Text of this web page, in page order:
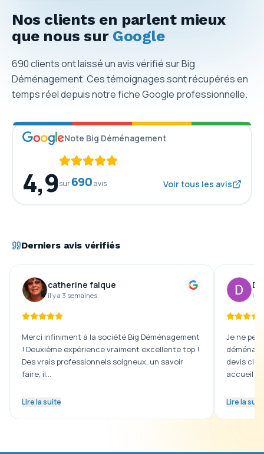
Nos clients en parlent mieux
que nous sur Google
690clients ont laissé un avis vérifié sur Big
Déménagement. Ces témoignages sont récupérés en
temps réel depuis notre fiche Google professionnelle.
Note Big Déménagement
4,9sur690avis Voir tous les avis
Derniers avis vérifiés
catherine falque
il y a 3 semaines
Merci infiniment à la société Big Déménagement
! Deuxième expérience vraiment excellente top !
Des vrais professionnels soigneux, un savoir
faire, il…
Lire la suite
il y
Je ne
devis
accueil …
Lire la